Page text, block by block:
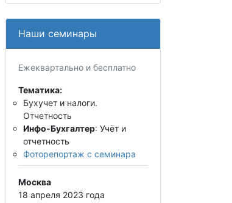
Наши семинары
Ежеквартально и бесплатно
Тематика:
Бухучет и налоги.
Отчетность
Инфо-Бухгалтер: Учёт и
отчетность
Фоторепортаж с семинара
Москва
18 апреля 2023 года